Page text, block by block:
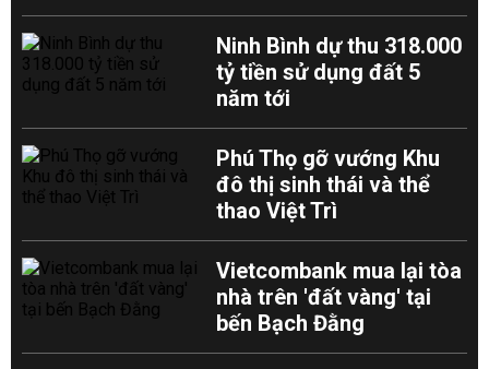
Ninh Bình dự thu 318.000
tỷ tiền sử dụng đất 5
năm tới
Phú Thọ gỡ vướng Khu
đô thị sinh thái và thể
thao Việt Trì
Vietcombank mua lại tòa
nhà trên 'đất vàng' tại
bến Bạch Đằng